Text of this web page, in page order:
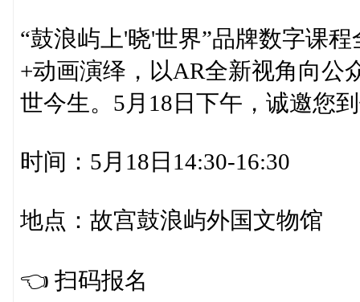
“鼓浪屿上'晓'世界”品牌数字课
+动画演绎，以AR全新视角向公
世今生。5月18日下午，诚邀您
时间：5月18日14:30-16:30
地点：故宫鼓浪屿外国文物馆
👈️ 扫码报名